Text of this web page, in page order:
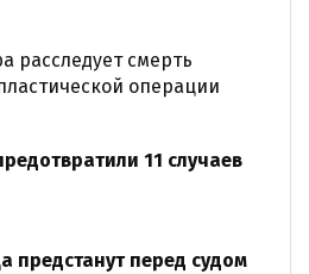
расследует смерть
операции
11 случаев
предстанут перед судом